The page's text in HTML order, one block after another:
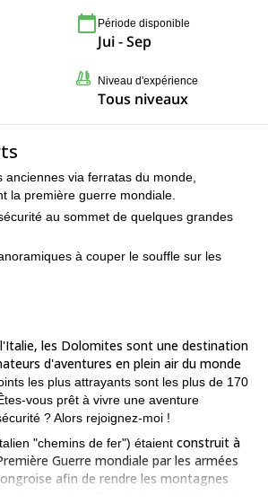
Période disponible
Jui - Sep
Niveau d'expérience
Tous niveaux
anciennes via ferratas du monde,
la première guerre mondiale.
au sommet de quelques grandes
à couper le souffle sur les
les Dolomites sont une destination
d'aventures en plein air du monde
les plus attrayants sont les plus de 170
vous prêt à vivre une aventure
? Alors rejoignez-moi !
"chemins de fer") étaient construit à
Guerre mondiale par les armées
afin de rendre les montagnes